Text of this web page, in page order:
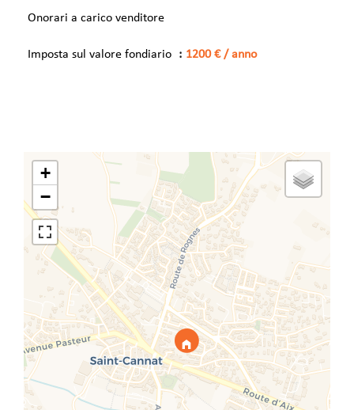
Onorari a carico venditore
Imposta sul valore fondiario 1200 € / anno
+
−